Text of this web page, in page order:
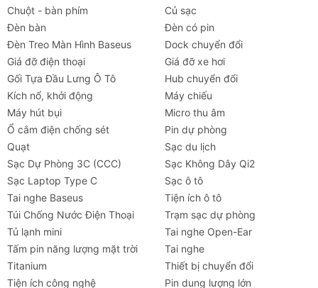
Chuột - bàn phím
Củ sạc
Đèn bàn
Đèn có pin
Đèn Treo Màn Hình Baseus
Dock chuyển đổi
Giá đỡ điện thoại
Giá đỡ xe hơi
Gối Tựa Đầu Lưng Ô Tô
Hub chuyển đổi
Kích nổ, khởi động
Máy chiếu
Máy hút bụi
Micro thu âm
Ổ cắm điện chống sét
Pin dự phòng
Quạt
Sạc du lịch
Sạc Dự Phòng 3C (CCC)
Sạc Không Dây Qi2
Sạc Laptop Type C
Sạc ô tô
Tai nghe Baseus
Tiện ích ô tô
Túi Chống Nước Điện Thoại
Trạm sạc dự phòng
Tủ lạnh mini
Tai nghe Open-Ear
Tấm pin năng lượng mặt trời
Tai nghe
Titanium
Thiết bị chuyển đổi
Tiện ích công nghệ
Pin dung lượng lớn